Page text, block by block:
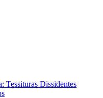
Tessituras Dissidentes